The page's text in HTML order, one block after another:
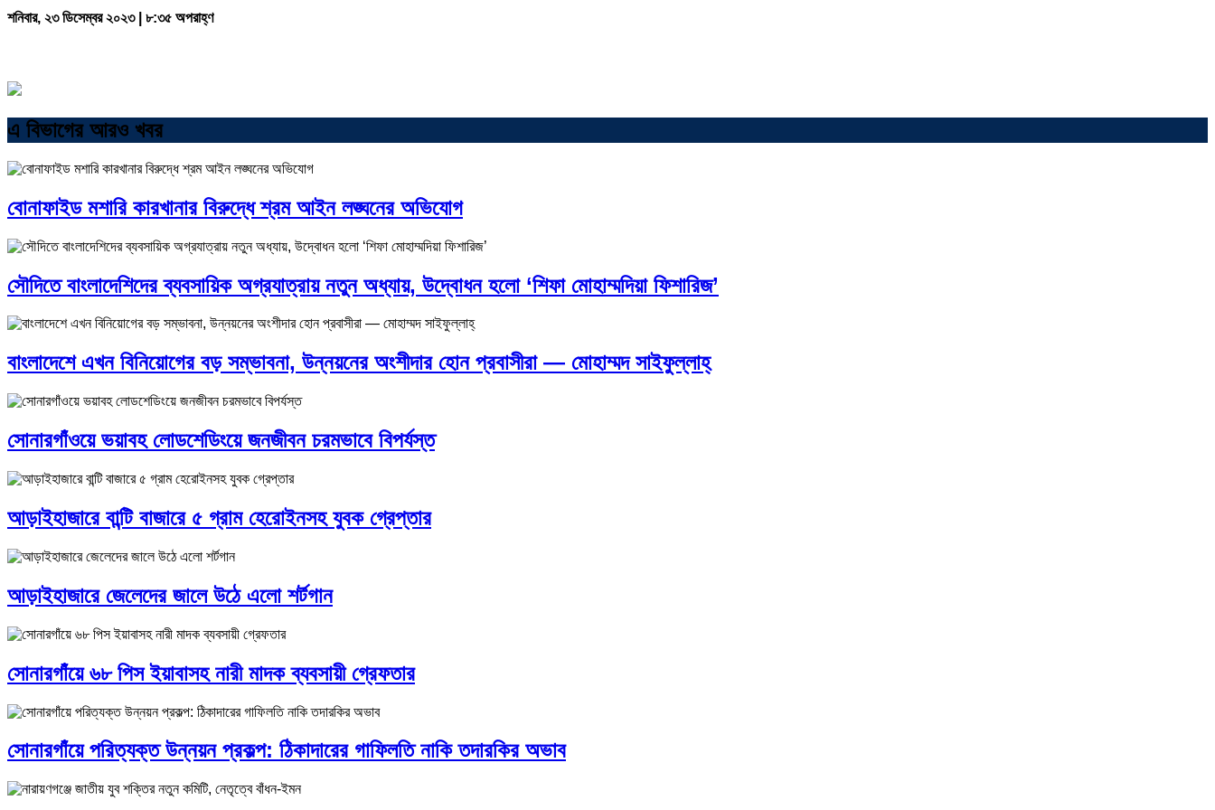
শনিবার, ২৩ ডিসেম্বর ২০২৩ | ৮:৩৫ অপরাহ্ণ
এ বিভাগের আরও খবর
বোনাফাইড মশারি কারখানার বিরুদ্ধে শ্রম আইন লঙ্ঘনের অভিযোগ
সৌদিতে বাংলাদেশিদের ব্যবসায়িক অগ্রযাত্রায় নতুন অধ্যায়, উদ্বোধন হলো ‘শিফা মোহাম্মদিয়া ফিশারিজ’
বাংলাদেশে এখন বিনিয়োগের বড় সম্ভাবনা, উন্নয়নের অংশীদার হোন প্রবাসীরা — মোহাম্মদ সাইফুল্লাহ্
সোনারগাঁওয়ে ভয়াবহ লোডশেডিংয়ে জনজীবন চরমভাবে বিপর্যস্ত
আড়াইহাজারে বান্টি বাজারে ৫ গ্রাম হেরোইনসহ যুবক গ্রেপ্তার
আড়াইহাজারে জেলেদের জালে উঠে এলো শর্টগান
সোনারগাঁয়ে ৬৮ পিস ইয়াবাসহ নারী মাদক ব্যবসায়ী গ্রেফতার
সোনারগাঁয়ে পরিত্যক্ত উন্নয়ন প্রকল্প: ঠিকাদারের গাফিলতি নাকি তদারকির অভাব